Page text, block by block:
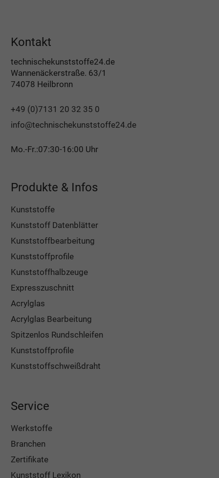
Kontakt
technischekunststoffe24.de
Wannenäckerstraße. 63/1
74078 Heilbronn
+49 (0)7131 20 32 35 0
info@technischekunststoffe24.de
Mo.-Fr.:07:30-16:00 Uhr
Produkte & Infos
Kunststoffe
Kunststoff Datenblätter
Kunststoffbearbeitung
Kunststoffprofile
Kunststoffhalbzeuge
Expresszuschnitt
Acrylglas
Acrylglas Bearbeitung
Spitzenlos Rundschleifen
Kunststoffprofile
Kunststoffschweißdraht
Service
Werkstoffe
Branchen
Zertifikate
Kunststoff Lexikon